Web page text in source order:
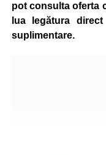
Reprezentanții
colaborarea cu
energetic pentru a
pot consulta oferta
lua legătura
suplimentare.